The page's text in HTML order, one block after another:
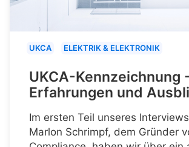
UKCA ELEKTRIK & ELEKTRONIK
UKCA-Kennzeichnung
Erfahrungen und
Im ersten Teil unseres
Marlon Schrimpf, dem Gründer